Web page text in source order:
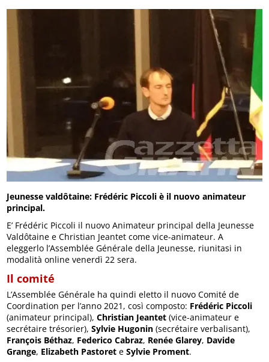
Jeunesse valdôtaine: Frédéric Piccoli è il nuovo animateur
principal.
E’ Frédéric Piccoli il nuovo Animateur principal della Jeunesse
Valdôtaine e Christian Jeantet come vice-animateur. A
eleggerlo l’Assemblée Générale della Jeunesse, riunitasi in
modalità online venerdì 22 sera.
Il comité
L’Assemblée Générale ha quindi eletto il nuovo Comité de
Coordination per l’anno 2021, così composto: Frédéric Piccoli
(animateur principal),Christian Jeantet (vice-animateur e
secrétaire trésorier),Sylvie Hugonin (secrétaire verbalisant),
François Béthaz, Federico Cabraz, Renée Glarey, Davide
Grange, Elizabeth Pastoret eSylvie Proment.